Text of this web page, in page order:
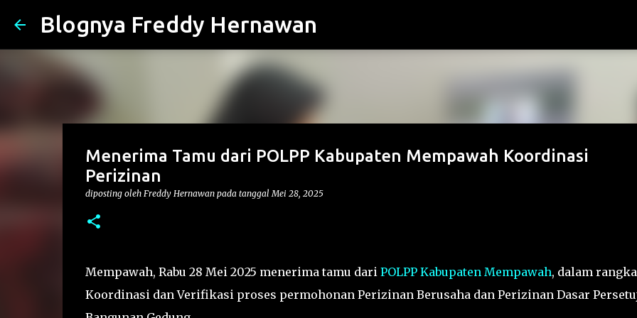
Blognya Freddy Hernawan
Menerima Tamu dari POLPP Kabupaten Mempawah Koordinasi
Perizinan
diposting oleh Freddy Hernawan pada tanggalMei 28, 2025
Mempawah, Rabu 28 Mei 2025 menerima tamu dari POLPP Kabupaten Mempawah, dalam rangka
Koordinasi dan Verifikasi proses permohonan Perizinan Berusaha dan Perizinan Dasar